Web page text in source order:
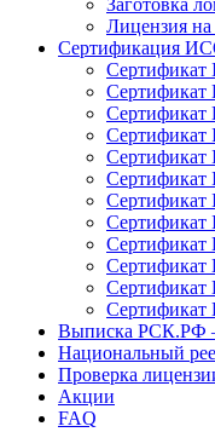
Заготовка
Лицензия на
Сертификация
Сертификат
Сертификат
Сертификат
Сертификат
Сертификат
Сертификат
Выписка РСК.РФ –
Национальный
Проверка
Акции
FAQ